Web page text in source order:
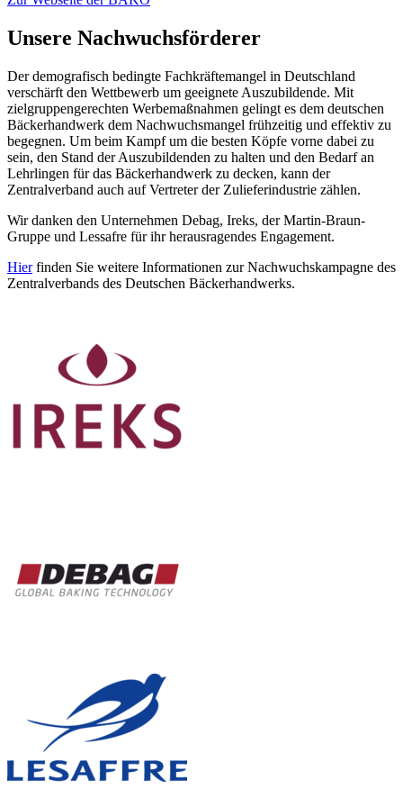
Unsere Nachwuchsförderer
Der demografisch bedingte Fachkräftemangel in Deutschland
verschärft den Wettbewerb um geeignete Auszubildende. Mit
zielgruppengerechten Werbemaßnahmen gelingt es dem deutschen
Bäckerhandwerk dem Nachwuchsmangel frühzeitig und effektiv zu
begegnen. Um beim Kampf um die besten Köpfe vorne dabei zu
sein, den Stand der Auszubildenden zu halten und den Bedarf an
Lehrlingen für das Bäckerhandwerk zu decken, kann der
Zentralverband auch auf Vertreter der Zulieferindustrie zählen.
Wir danken den Unternehmen Debag, Ireks, der Martin-Braun-
Gruppe und Lessafre für ihr herausragendes Engagement.
Hierfinden Sie weitere Informationen zur Nachwuchskampagne des
Zentralverbands des Deutschen Bäckerhandwerks.